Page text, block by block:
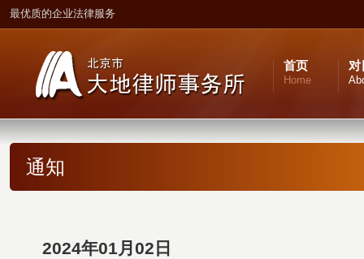
最优质的企业法律服务
首页
Home
通知
2024年01月02日